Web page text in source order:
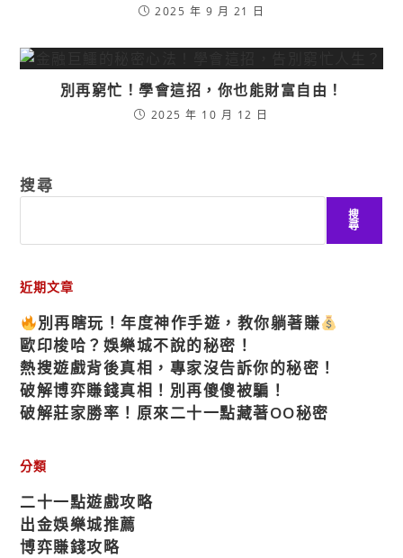
2025 年 9 月 21 日
別再窮忙！學會這招，你也能財富自由！
2025 年 10 月 12 日
搜尋
搜
尋
近期文章
別再瞎玩！年度神作手遊，教你躺著賺
歐印梭哈？娛樂城不說的秘密！
熱搜遊戲背後真相，專家沒告訴你的秘密！
破解博弈賺錢真相！別再傻傻被騙！
破解莊家勝率！原來二十一點藏著OO秘密
分類
二十一點遊戲攻略
出金娛樂城推薦
博弈賺錢攻略